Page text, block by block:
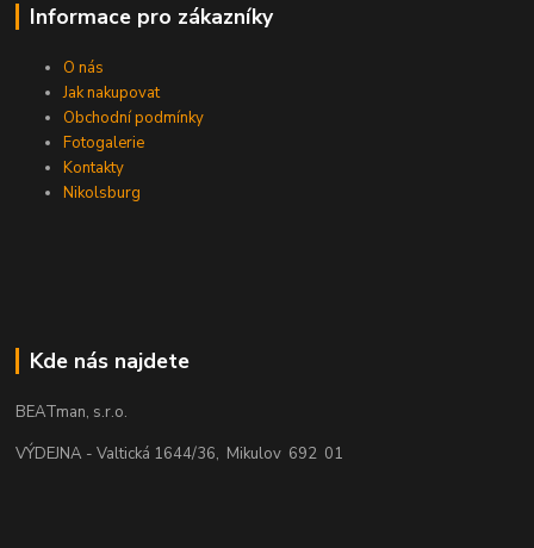
Informace pro zákazníky
O nás
Jak nakupovat
Obchodní podmínky
Fotogalerie
Kontakty
Nikolsburg
Kde nás najdete
BEATman, s.r.o.
VÝDEJNA - Valtická 1644/36, Mikulov 692 01